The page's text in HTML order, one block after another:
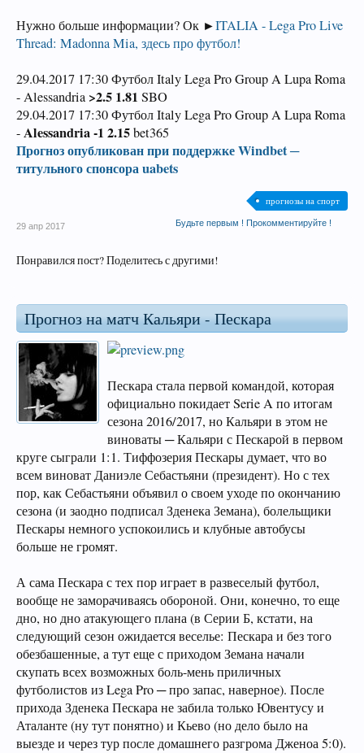
Нужно больше информации? Ок ►ITALIA - Lega Pro Live
Thread: Madonna Mia, здесь про футбол!
29.04.2017 17:30 Футбол Italy Lega Pro Group A Lupa Roma
- Alessandria >2.5 1.81 SBO
29.04.2017 17:30 Футбол Italy Lega Pro Group A Lupa Roma
-Alessandria -1 2.15bet365
Прогноз опубликован при поддержке Windbet ─
титульного спонсора uabets
прогнозы на спорт
Будьте первым ! Прокомментируйте !
29 апр 2017
Понравился пост? Поделитесь с другими!
Прогноз на матч Кальяри - Пескара
Пескара стала первой командой, которая
официально покидает Serie A по итогам
сезона 2016/2017, но Кальяри в этом не
виноваты ─ Кальяри с Пескарой в первом
круге сыграли 1:1. Тиффозерия Пескары думает, что во
всем виноват Даниэле Себастьяни (президент). Но с тех
пор, как Себастьяни объявил о своем уходе по окончанию
сезона (и заодно подписал Зденека Земана), болельщики
Пескары немного успокоились и клубные автобусы
больше не громят.
А сама Пескара с тех пор играет в развеселый футбол,
вообще не заморачиваясь обороной. Они, конечно, то еще
дно, но дно атакующего плана (в Серии Б, кстати, на
следующий сезон ожидается веселье: Пескара и без того
обезбашенные, а тут еще с приходом Земана начали
скупать всех возможных боль-мень приличных
футболистов из Lega Pro ─ про запас, наверное). После
прихода Зденека Пескара не забила только Ювентусу и
Аталанте (ну тут понятно) и Кьево (но дело было на
выезде и через тур после домашнего разгрома Дженоа 5:0).